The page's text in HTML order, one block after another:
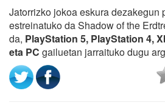
Jatorrizko jokoa eskura dezakegun
estreinatuko da Shadow of the
da, PlayStation 5, PlayStation 4,
eta PC gailuetan jarraituko dugu